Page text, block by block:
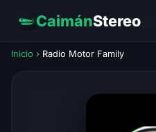
CaimánStereo
Inicio › Radio Motor Family